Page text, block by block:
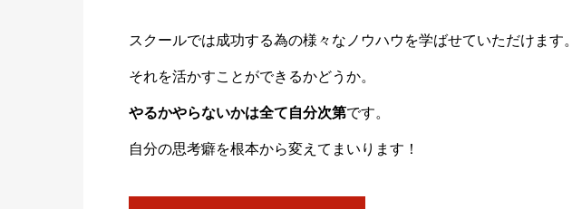
スクールでは成功する為の様々なノウハウを学ばせていただけます。
それを活かすことができるかどうか。
やるかやらないかは全て自分次第です。
自分の思考癖を根本から変えてまいります！